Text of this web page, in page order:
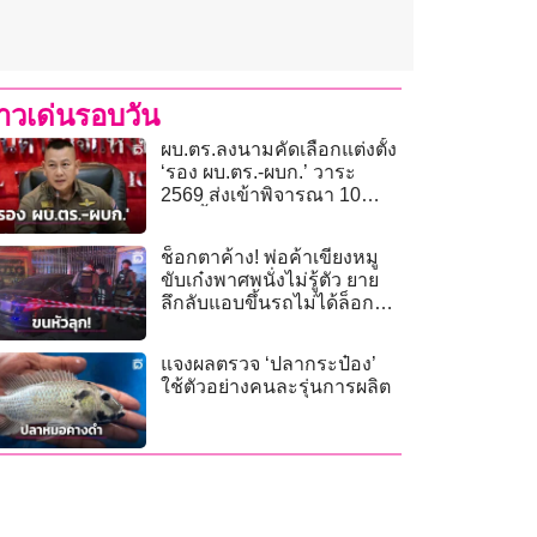
วเด่นรอบวัน
ผบ.ตร.ลงนามคัดเลือกแต่งตั้ง
‘รอง ผบ.ตร.-ผบก.’ วาระ
2569 ส่งเข้าพิจารณา 10
ช็อกตาค้าง! พ่อค้าเขียงหมู
ขับเก๋งพาศพนั่งไม่รู้ตัว ยาย
ลึกลับแอบขึ้นรถไม่ได้ล็อก
แจงผลตรวจ ‘ปลากระป๋อง’
ใช้ตัวอย่างคนละรุ่นการผลิต